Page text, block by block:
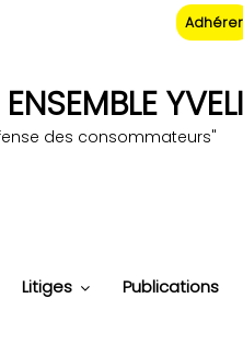
Adhérer
des consommateurs"
Litiges Publications